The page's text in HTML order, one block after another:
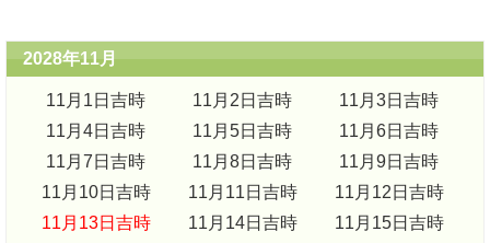
2028年11月
11月1日吉時 11月2日吉時
11月3日吉時
11月4日吉時
11月5日吉時
11月6日吉時
11月7日吉時
11月8日吉時
11月9日吉時
11月10日吉時
11月11日吉時
11月12日吉時
11月13日吉時
11月14日吉時
11月15日吉時